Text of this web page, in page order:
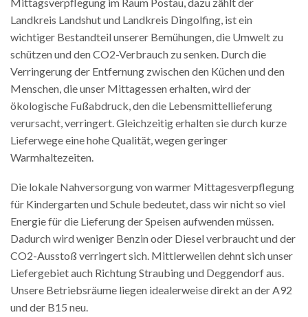
Landkreis Landshut und Landkreis Dingolfing, ist ein
wichtiger Bestandteil unserer Bemühungen, die Umwelt zu
schützen und den CO2-Verbrauch zu senken. Durch die
Verringerung der Entfernung zwischen den Küchen und den
Menschen, die unser Mittagessen erhalten, wird der
ökologische Fußabdruck, den die Lebensmittellieferung
verursacht, verringert. Gleichzeitig erhalten sie durch kurze
Lieferwege eine hohe Qualität, wegen geringer
Warmhaltezeiten.
Die lokale Nahversorgung von warmer Mittagesverpflegung
für Kindergarten und Schule bedeutet, dass wir nicht so viel
Energie für die Lieferung der Speisen aufwenden müssen.
Dadurch wird weniger Benzin oder Diesel verbraucht und der
CO2-Ausstoß verringert sich. Mittlerweilen dehnt sich unser
Liefergebiet auch Richtung Straubing und Deggendorf aus.
Unsere Betriebsräume liegen idealerweise direkt an der A92
und der B15 neu.